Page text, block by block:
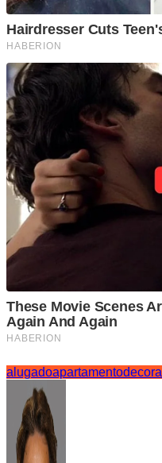
alugadoapartamento